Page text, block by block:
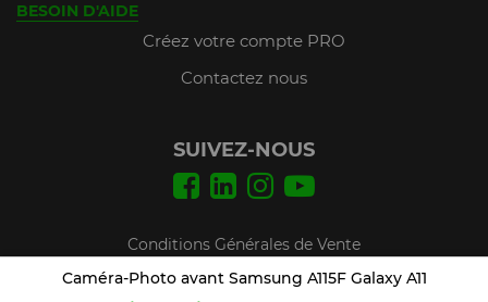
Caméra-Photo avant Samsung A115F Galaxy A11
BESOIN D'AIDE
Créez votre compte PRO
Contactez nous
SUIVEZ-NOUS
Conditions Générales de Vente
Mentions légales